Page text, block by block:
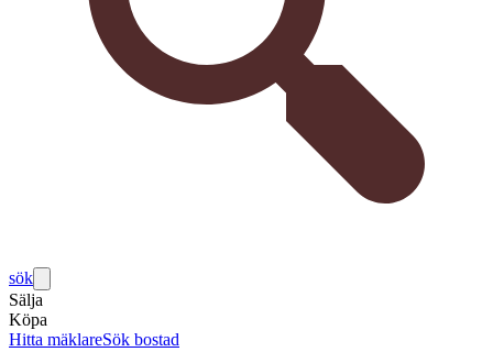
sök
Sälja
Köpa
Hitta mäklareSök bostad